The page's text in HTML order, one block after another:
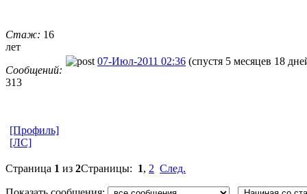
Стаж: 16
лет
Сообщений:
313
07-Июл-2011 02:36 (спустя 5 месяцев 18
[Профиль]
[ЛС]
Страница 1 из 2Страницы: 1, 2 След.